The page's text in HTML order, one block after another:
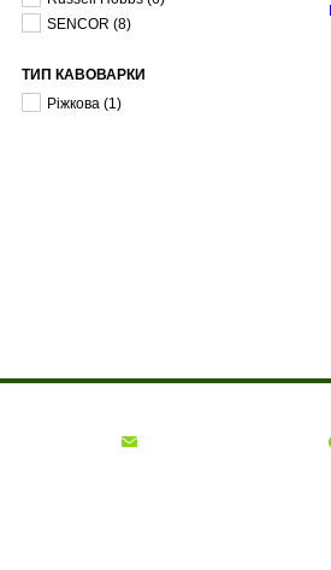
SENCOR (8)
ТИП КАВОВАРКИ
Ріжкова (1)